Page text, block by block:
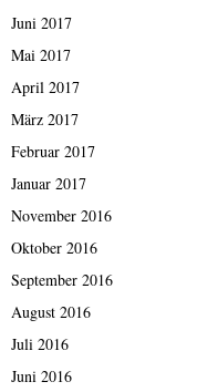
Juni 2017
Mai 2017
April 2017
März 2017
Februar 2017
Januar 2017
November 2016
Oktober 2016
September 2016
August 2016
Juli 2016
Juni 2016